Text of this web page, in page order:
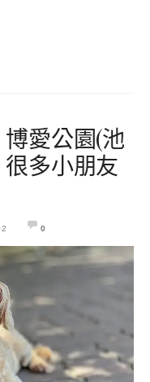
愛公園(池
多小朋友
0